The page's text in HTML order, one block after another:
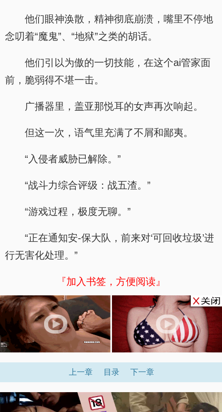
他们眼神涣散，精神彻底崩溃，嘴里不停地
念叨着“魔鬼”、“地狱”之类的胡话。
他们引以为傲的一切技能，在这个ai管家面
前，脆弱得不堪一击。
广播器里，盖亚那悦耳的女声再次响起。
但这一次，语气里充满了不屑和鄙夷。
“入侵者威胁已解除。”
“战斗力综合评级：战五渣。”
“游戏过程，极度无聊。”
“正在通知安-保大队，前来对‘可回收垃圾’进
行无害化处理。”
『加入书签，方便阅读』
上一章 目录 下一章